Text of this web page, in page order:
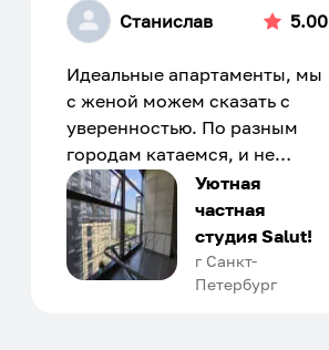
Станислав 5.00
Идеальные апартаменты, мы
с женой можем сказать с
уверенностью. По разным
городам катаемся, и не
только в России. Сервис на
отличном уровне. Хозяин
апартаментов доброй души
человек, всегда можно
договориться, подскажет
Уютная
частная
студия Salut!
г Санкт-
Петербург